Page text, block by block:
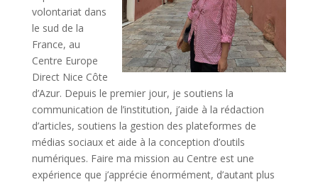
volontariat dans
le sud de la
France, au
Centre Europe
Direct Nice Côte
d’Azur. Depuis le premier jour, je soutiens la
communication de l’institution, j’aide à la rédaction
d’articles, soutiens la gestion des plateformes de
médias sociaux et aide à la conception d’outils
numériques. Faire ma mission au Centre est une
expérience que j’apprécie énormément, d’autant plus